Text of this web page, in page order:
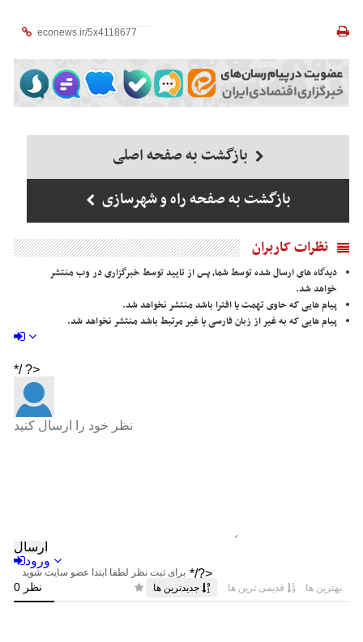
بازگشت به صفحه اصلی
بازگشت به صفحه راه و شهرسازی
نظرات کاربران
دیدگاه های ارسال شده توسط شما، پس از تایید توسط خبرگزاری در وب منتشر
خواهد شد.
پیام هایی که حاوی تهمت یا افترا باشد منتشر نخواهد شد.
پیام هایی که به غیر از زبان فارسی یا غیر مرتبط باشد منتشر نخواهد شد.